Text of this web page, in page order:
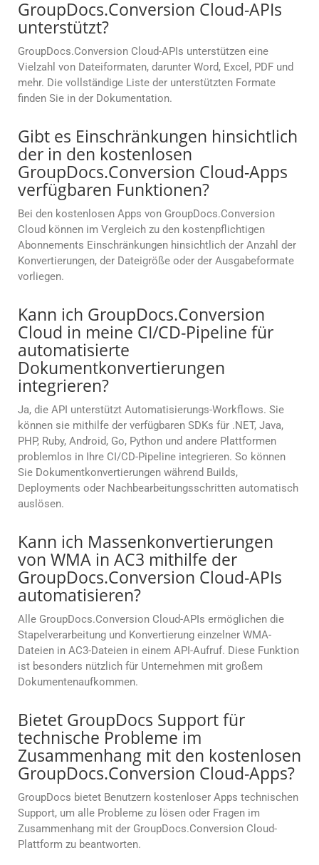
GroupDocs.Conversion Cloud-APIs
unterstützt?
GroupDocs.Conversion Cloud-APIs unterstützen eine
Vielzahl von Dateiformaten, darunter Word, Excel, PDF und
mehr. Die vollständige Liste der unterstützten Formate
finden Sie in der Dokumentation.
Gibt es Einschränkungen hinsichtlich
der in den kostenlosen
GroupDocs.Conversion Cloud-Apps
verfügbaren Funktionen?
Bei den kostenlosen Apps von GroupDocs.Conversion
Cloud können im Vergleich zu den kostenpflichtigen
Abonnements Einschränkungen hinsichtlich der Anzahl der
Konvertierungen, der Dateigröße oder der Ausgabeformate
vorliegen.
Kann ich GroupDocs.Conversion
Cloud in meine CI/CD-Pipeline für
automatisierte
Dokumentkonvertierungen
integrieren?
Ja, die API unterstützt Automatisierungs-Workflows. Sie
können sie mithilfe der verfügbaren SDKs für .NET, Java,
PHP, Ruby, Android, Go, Python und andere Plattformen
problemlos in Ihre CI/CD-Pipeline integrieren. So können
Sie Dokumentkonvertierungen während Builds,
Deployments oder Nachbearbeitungsschritten automatisch
auslösen.
Kann ich Massenkonvertierungen
von WMA in AC3 mithilfe der
GroupDocs.Conversion Cloud-APIs
automatisieren?
Alle GroupDocs.Conversion Cloud-APIs ermöglichen die
Stapelverarbeitung und Konvertierung einzelner WMA-
Dateien in AC3-Dateien in einem API-Aufruf. Diese Funktion
ist besonders nützlich für Unternehmen mit großem
Dokumentenaufkommen.
Bietet GroupDocs Support für
technische Probleme im
Zusammenhang mit den kostenlosen
GroupDocs.Conversion Cloud-Apps?
GroupDocs bietet Benutzern kostenloser Apps technischen
Support, um alle Probleme zu lösen oder Fragen im
Zusammenhang mit der GroupDocs.Conversion Cloud-
Plattform zu beantworten.